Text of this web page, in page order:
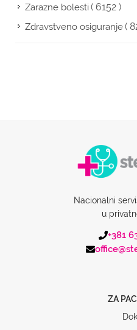
Zarazne bolesti( 6152 )
Zdravstveno osiguranje(
Nacionalni
u
+381
ZA